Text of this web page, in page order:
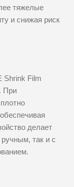
тяжелые
и снижая риск
Shrink Film
При
делает
так и с